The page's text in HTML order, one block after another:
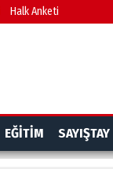
Halk Anketi
EĞİTİM SAYIŞTAY